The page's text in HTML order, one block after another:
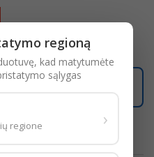
regioną
kad matytumėte
sąlygas
regione ›